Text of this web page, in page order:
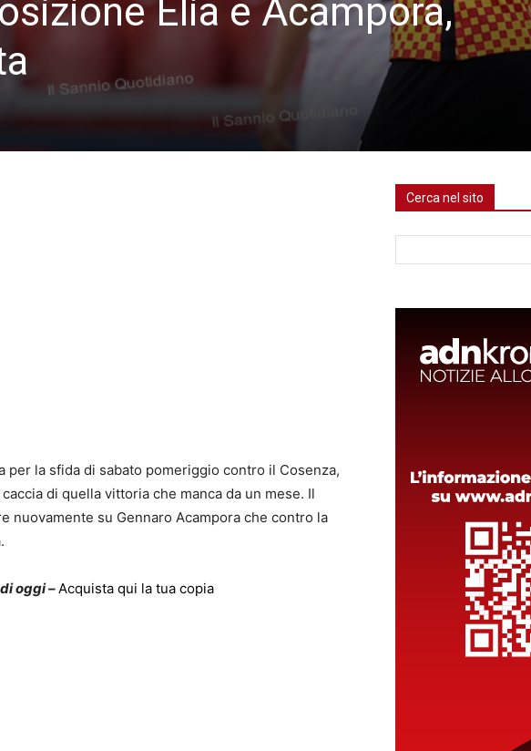
Elia e Acampora,
la sfida di sabato pomeriggio contro il Cosenza,
di quella vittoria che manca da un mese. Il
su Gennaro Acampora che contro la
oggi – Acquista qui la tua copia
Cerca nel sito